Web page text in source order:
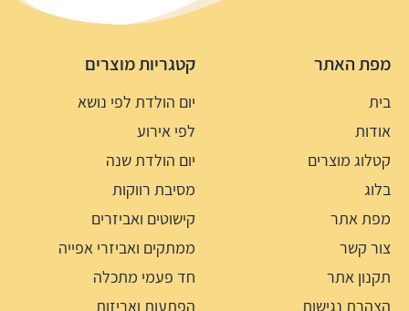
מפת האתר
בית
אודות
קטלוג מוצרים
בלוג
מפת אתר
צור קשר
תקנון אתר
הצהרת נגישות
קטגריות מוצרים
יום הולדת לפי נושא
לפי אירוע
יום הולדת שנה
מסיבת רווקות
קישוטים ואביזרים
ממתקים ואביזרי אפייה
חד פעמי מתכלה
הפתעות ואריזות